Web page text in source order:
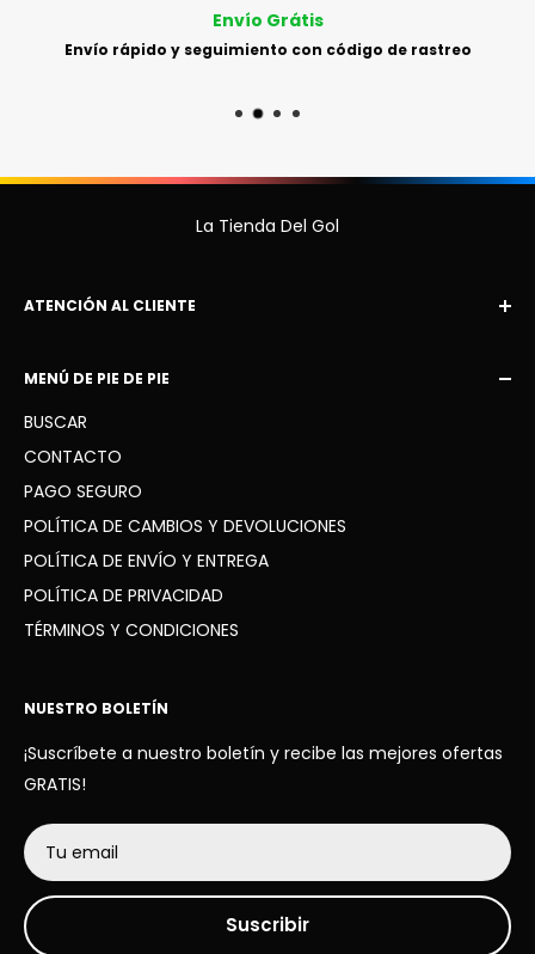
Envío Grátis
Envío rápido y seguimiento con código de rastreo
La Tienda Del Gol
ATENCIÓN AL CLIENTE
WhatsApp: +34 936 41 91 63
MENÚ DE PIE DE PIE
BUSCAR
CONTACTO
PAGO SEGURO
POLÍTICA DE CAMBIOS Y DEVOLUCIONES
POLÍTICA DE ENVÍO Y ENTREGA
POLÍTICA DE PRIVACIDAD
TÉRMINOS Y CONDICIONES
NUESTRO BOLETÍN
¡Suscríbete a nuestro boletín y recibe las mejores ofertas
GRATIS!
Tu email
Suscribir